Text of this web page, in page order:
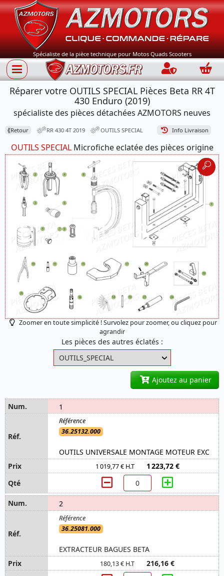
Spécialiste de la pièce technique pour Motos Quads Scooters
Connection
Réparer votre OUTILS SPECIAL Pièces Beta RR 4T
430 Enduro (2019)
spécialiste des pièces détachées AZMOTORS neuves
⟪Retour RR 430 4T 2019 OUTILS SPECIAL Info Livraison
OUTILS SPECIALMicrofiche eclatée des pièces origine
Zoomer en toute simplicité ! Survolez pour zoomer, ou cliquez pour
agrandir
Les pièces des autres éclatés :
Ajoutez au panier
1
36.25132.000
OUTILS UNIVERSALE MONTAGE MOTEUR EXC
1 019,77 € H.T 1 223,72 €
2
36.25081.000
EXTRACTEUR BAGUES BETA
180,13 € H.T 216,16 €